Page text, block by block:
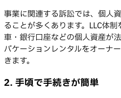
事業に関連する訴訟では、個人
ることが多くあります。LLC体制
車・銀行口座などの個人資産が
バケーションレンタルをオーナ
きます。
2. 手頃で手続きが簡単